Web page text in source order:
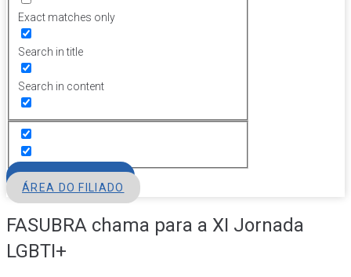
Exact matches only
Search in title
Search in content
ÁREA DO FILIADO
FASUBRA chama para a XI Jornada
LGBTI+